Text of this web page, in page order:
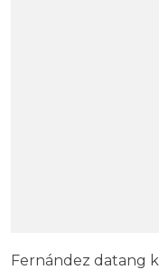
Fernández datang